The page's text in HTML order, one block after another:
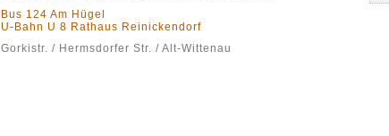
Bus 124 Am Hügel
U-Bahn U 8 Rathaus Reinickendorf
Gorkistr. / Hermsdorfer Str. / Alt-Wittenau